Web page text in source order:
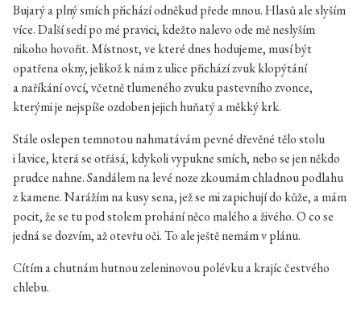
Bujarý a plný smích přichází odněkud přede mnou. Hlasů ale slyším
více. Další sedí po mé pravici, kdežto nalevo ode mě neslyším
nikoho hovořit. Místnost, ve které dnes hodujeme, musí být
opatřena okny, jelikož k nám z ulice přichází zvuk klopýtání
a naříkání ovcí, včetně tlumeného zvuku pastevního zvonce,
kterými je nejspíše ozdoben jejich huňatý a měkký krk.
Stále oslepen temnotou nahmatávám pevné dřevěné tělo stolu
i lavice, která se otřásá, kdykoli vypukne smích, nebo se jen někdo
prudce nahne. Sandálem na levé noze zkoumám chladnou podlahu
z kamene. Narážím na kusy sena, jež se mi zapichují do kůže, a mám
pocit, že se tu pod stolem prohání něco malého a živého. O co se
jedná se dozvím, až otevřu oči. To ale ještě nemám v plánu.
Cítím a chutnám hutnou zeleninovou polévku a krajíc čestvého
chlebu.